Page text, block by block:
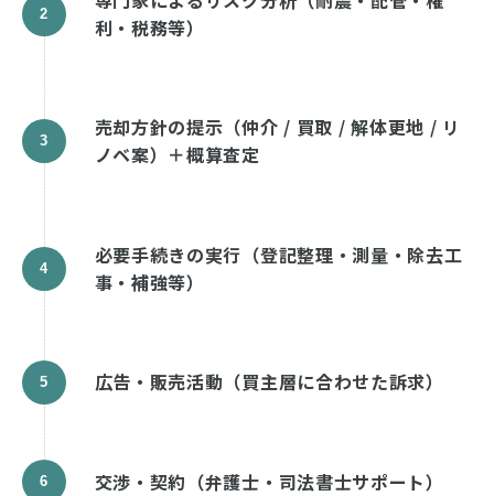
利・税務等）
売却方針の提示（仲介 / 買取 / 解体更地 / リ
ノベ案）＋概算査定
必要手続きの実行（登記整理・測量・除去工
事・補強等）
広告・販売活動（買主層に合わせた訴求）
交渉・契約（弁護士・司法書士サポート）